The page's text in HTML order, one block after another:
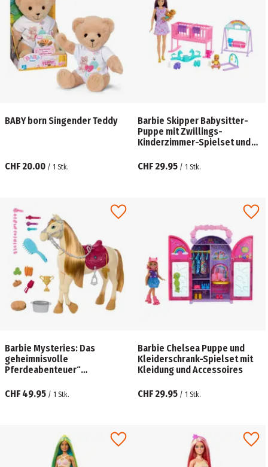
BABY born Singender Teddy
CHF 20.00 / 1 Stk.
Barbie Skipper Babysitter-
Puppe mit Zwillings-
Kinderzimmer-Spielset und
CHF 29.95 / 1 Stk.
Barbie Mysteries: Das
geheimnisvolle
Pferdeabenteuer“
mit Geräuschen, Musik und
CHF 49.95 / 1 Stk.
Barbie Chelsea Puppe und
Kleiderschrank-Spielset mit
Kleidung und Accessoires
CHF 29.95 / 1 Stk.